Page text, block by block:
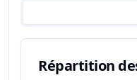
Répartition